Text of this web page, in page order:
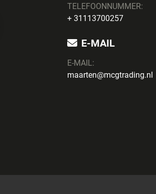
TELEFOONNUMMER:
+ 31113700257
E-MAIL
E-MAIL:
maarten@mcgtrading.nl